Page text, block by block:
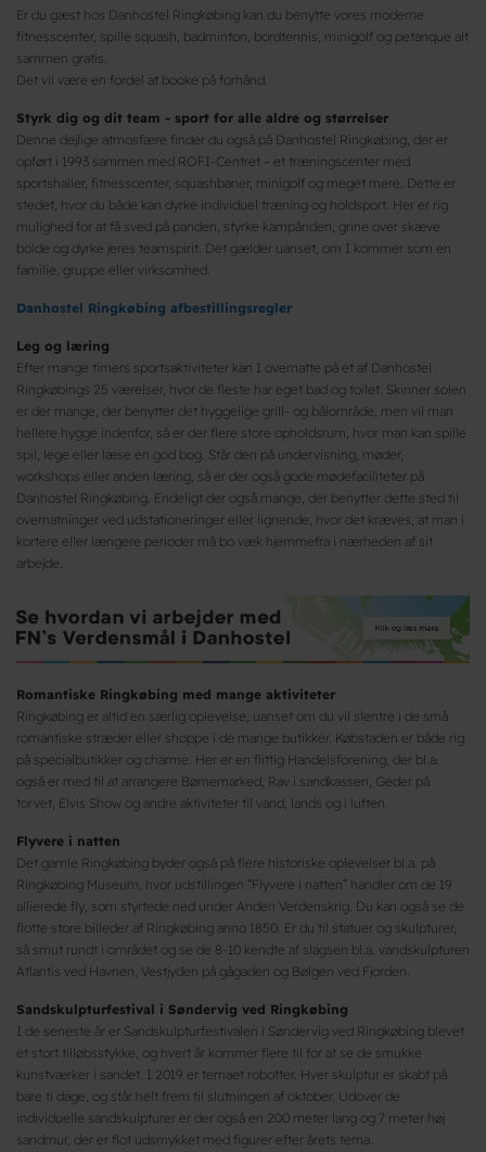
Er du gæst hos Danhostel Ringkøbing kan du benytte vores moderne
fitnesscenter, spille squash, badminton, bordtennis, minigolf og petanque alt
sammen gratis.
Det vil være en fordel at booke på forhånd.
Styrk dig og dit team - sport for alle aldre og størrelser
Denne dejlige atmosfære finder du også på Danhostel Ringkøbing, der er
opført i 1993 sammen med ROFI-Centret – et træningscenter med
sportshaller, fitnesscenter, squashbaner, minigolf og meget mere. Dette er
stedet, hvor du både kan dyrke individuel træning og holdsport. Her er rig
mulighed for at få sved på panden, styrke kampånden, grine over skæve
bolde og dyrke jeres teamspirit. Det gælder uanset, om I kommer som en
familie, gruppe eller virksomhed.
Danhostel Ringkøbing afbestillingsregler
Leg og læring
Efter mange timers sportsaktiviteter kan I overnatte på et af Danhostel
Ringkøbings 25 værelser, hvor de fleste har eget bad og toilet. Skinner solen
er der mange, der benytter det hyggelige grill- og bålområde, men vil man
hellere hygge indenfor, så er der flere store opholdsrum, hvor man kan spille
spil, lege eller læse en god bog. Står den på undervisning, møder,
workshops eller anden læring, så er der også gode mødefaciliteter på
Danhostel Ringkøbing. Endeligt der også mange, der benytter dette sted til
overnatninger ved udstationeringer eller lignende, hvor det kræves, at man i
kortere eller længere perioder må bo væk hjemmefra i nærheden af sit
arbejde.
Romantiske Ringkøbing med mange aktiviteter
Ringkøbing er altid en særlig oplevelse, uanset om du vil slentre i de små
romantiske stræder eller shoppe i de mange butikker. Købstaden er både rig
på specialbutikker og charme. Her er en flittig Handelsforening, der bl.a.
også er med til at arrangere Børnemarked, Rav i sandkassen, Geder på
torvet, Elvis Show og andre aktiviteter til vand, lands og i luften.
Flyvere i natten
Det gamle Ringkøbing byder også på flere historiske oplevelser bl.a. på
Ringkøbing Museum, hvor udstillingen ”Flyvere i natten” handler om de 19
allierede fly, som styrtede ned under Anden Verdenskrig. Du kan også se de
flotte store billeder af Ringkøbing anno 1850. Er du til statuer og skulpturer,
så smut rundt i området og se de 8-10 kendte af slagsen bl.a. vandskulpturen
Atlantis ved Havnen, Vestjyden på gågaden og Bølgen ved Fjorden.
Sandskulpturfestival i Søndervig ved Ringkøbing
I de seneste år er Sandskulpturfestivalen i Søndervig ved Ringkøbing blevet
et stort tilløbsstykke, og hvert år kommer flere til for at se de smukke
kunstværker i sandet. I 2019 er temaet robotter. Hver skulptur er skabt på
bare ti dage, og står helt frem til slutningen af oktober. Udover de
individuelle sandskulpturer er der også en 200 meter lang og 7 meter høj
sandmur, der er flot udsmykket med figurer efter årets tema.